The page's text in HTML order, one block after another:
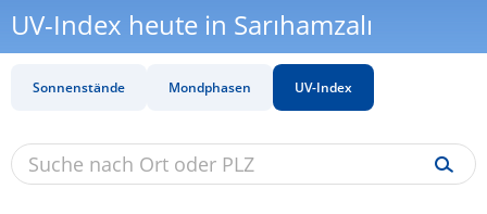
UV-Index heute in Sarıhamzalı
Sonnenstände Mondphasen UV-Index